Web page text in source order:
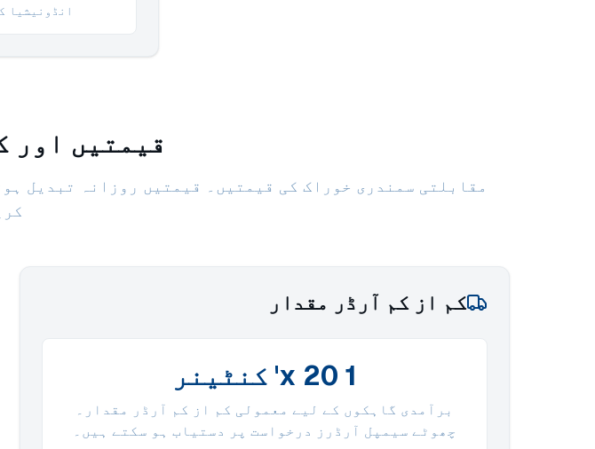
انڈونیشیا
قیمتیں اور
مقابلتی سمندری خوراک کی قیمتیں۔ قیمتیں روزانہ تبدیل
کم از کم آرڈر مقدار
1 x 20' کنٹینر
برآمدی گاہکوں کے لیے معمولی کم از کم آرڈر مقدار۔
چھوٹے سیمپل آرڈرز درخواست پر دستیاب ہو سکتے ہیں۔